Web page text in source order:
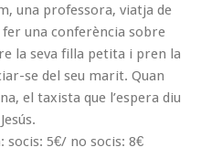
una professora, viatja de
fer una conferència sobre
la seva filla petita i pren la
se del seu marit. Quan
el taxista que l’espera diu
socis: 5€/ no socis: 8€